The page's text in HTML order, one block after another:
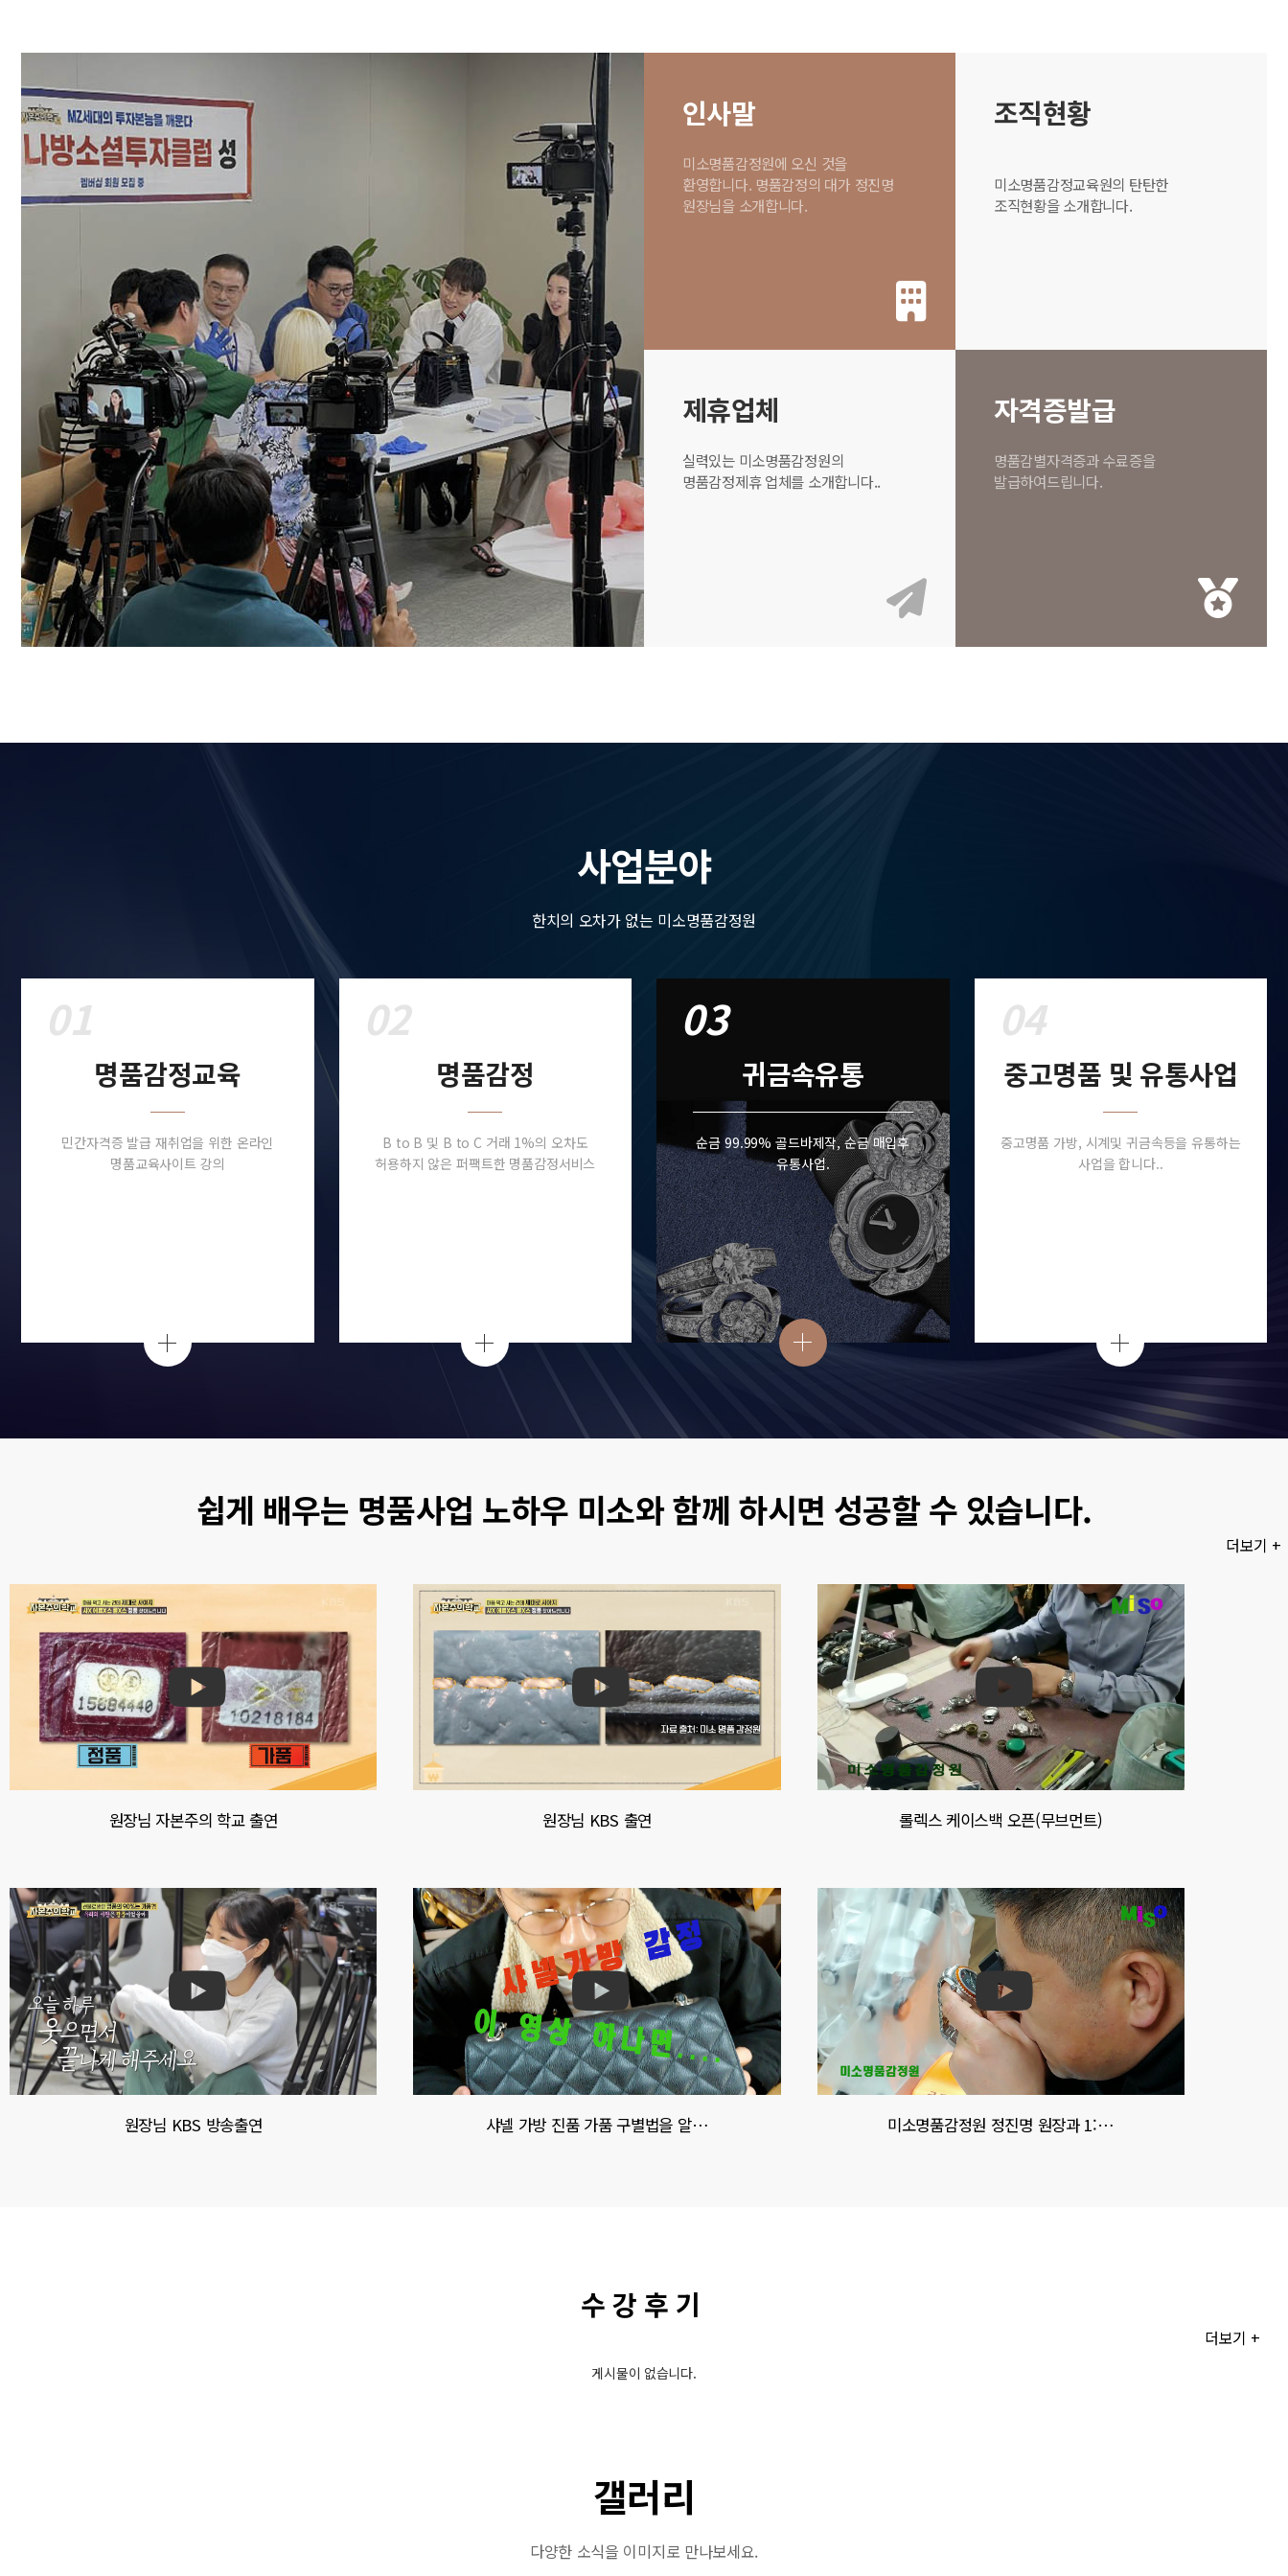
인사말
미소명품감정원에 오신 것을
환영합니다. 명품감정의 대가 정진명
원장님을 소개합니다.
조직현황
미소명품감정교육원의 탄탄한
조직현황을 소개합니다.
제휴업체
실력있는 미소명품감정원의
명품감정제휴 업체를 소개합니다..
자격증발급
명품감별자격증과 수료증을
발급하여드립니다.
사업분야
한치의 오차가 없는 미소명품감정원
01
명품감정교육
민간자격증 발급 재취업을 위한 온라인
명품교육사이트 강의
02
명품감정
B to B 및 B to C 거래 1%의 오차도
허용하지 않은 퍼팩트한 명품감정서비스
03
귀금속유통
순금 99.99% 골드바제작, 순금 매입후
유통사업.
04
중고명품 및 유통사업
중고명품 가방, 시계및 귀금속등을 유통하는
사업을 합니다..
쉽게 배우는 명품사업 노하우 미소와 함께 하시면 성공할 수 있습니다.
더보기 +
원장님 자본주의 학교 출연 원장님 KBS 출연 롤렉스 케이스백 오픈(무브먼트)
원장님 KBS 방송출연 샤넬 가방 진품 가품 구별법을 알… 미소명품감정원 정진명 원장과 1:…
수강후기
더보기 +
게시물이 없습니다.
갤러리
다양한 소식을 이미지로 만나보세요.